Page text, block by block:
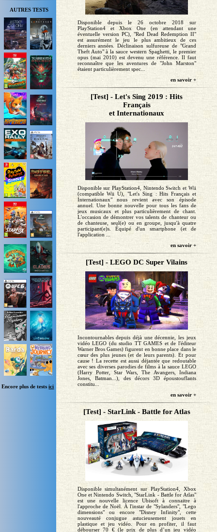
AUTRES TESTS
Encore plus de testsici
Disponible depuis le 26 octobre 2018 sur
PlayStation4 et Xbox One (en attendant une
éventuelle version PC), "Red Dead Redemption II"
est assurément le jeu le plus ambitieux de ces
derniers années. Déclinaison sulfureuse de "Grand
Theft Auto" à la sauce western Spaghetti, le premier
opus (mai 2010) est devenu une référence. Il faut
reconnaître que les aventures de "John Marston"
étaient particulièrement spec...
en savoir +
[Test] - Let's Sing 2019 : Hits
Français
et Internationaux
Disponible sur PlayStation4, Nintendo Switch et Wii
(compatible Wii U), "Let's Sing : Hits Français et
Internationaux" nous revient avec son épisode
annuel. Une bonne nouvelle pour tous les fans de
jeux musicaux et plus particulièrement de chant.
L'occasion de démontrer vos talents de chanteur ou
de chanteuse, seul(e) ou en groupe, jusqu'à quatre
participant(e)s. Équipé d'un smartphone (et de
l'application ...
en savoir +
[Test] - LEGO DC Super Vilains
Incontournables depuis déjà une décennie, les jeux
vidéo LEGO (du studio TT GAMES et de l'éditeur
Warner Bros Games) figurent en bonne place dans le
cœur des plus jeunes (et de leurs parents). Et pour
cause ! La recette est aussi déjantée que redoutable
avec ses diverses parodies de films à la sauce LEGO
(Harry Potter, Star Wars, The Avangers, Indiana
Jones, Batman...), des décors 3D époustouflants
constitu...
en savoir +
[Test] - StarLink - Battle for Atlas
Disponible simultanément sur PlayStation4, Xbox
One et Nintendo Switch, "StarLink - Battle for Atlas"
est une nouvelle licence Ubisoft à connaitre à
l'approche de Noël. À l'instar de "Sylanders", "Lego
dimensions" ou encore "Disney Infinity", cette
nouveauté conjugue astucieusement jouets en
plastique et jeu vidéo. Pour en profiter, il faut
débourser 70 € (le prix de plus d’un jeu vidéo